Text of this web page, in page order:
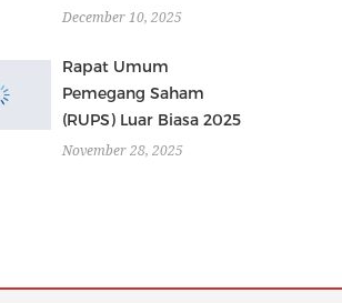
December 10, 2025
Rapat Umum
Pemegang Saham
(RUPS) Luar Biasa 2025
November 28, 2025